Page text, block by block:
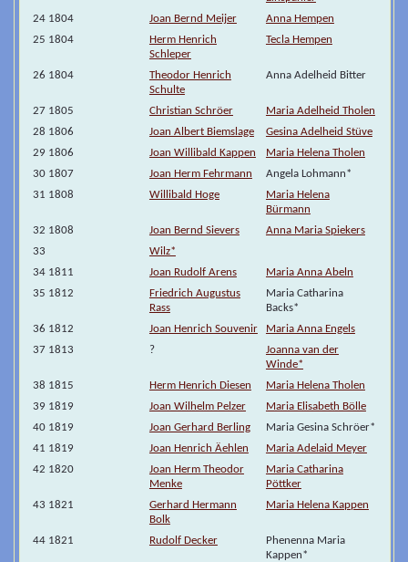
24 1804
Joan Bernd Meijer
Anna Hempen
25 1804
Herm Henrich
Schleper
Tecla Hempen
26 1804
Theodor Henrich
Schulte
Anna Adelheid Bitter
27 1805 Christian Schröer
Maria Adelheid Tholen
28 1806
Joan Albert Biemslage
Gesina Adelheid Stüve
29 1806
Joan Willibald Kappen
Maria Helena Tholen
30 1807
Joan Herm Fehrmann
Angela Lohmann*
31 1808
Willibald Hoge
Maria Helena
Bürmann
32 1808
Joan Bernd Sievers
Anna Maria Spiekers
33
Wilz*
34 1811
Joan Rudolf Arens
Maria Anna Abeln
35 1812
Friedrich Augustus
Rass
Maria Catharina
Backs*
36 1812
Joan Henrich Souvenir
Maria Anna Engels
37 1813
?
Joanna van der
Winde*
38 1815
Herm Henrich Diesen
Maria Helena Tholen
39 1819
Joan Wilhelm Pelzer
Maria Elisabeth Bölle
40 1819
Joan Gerhard Berling
Maria Gesina Schröer*
41 1819
Joan Henrich Äehlen
Maria Adelaid Meyer
42 1820
Joan Herm Theodor
Menke
Maria Catharina
Pöttker
43 1821
Gerhard Hermann
Bolk
Maria Helena Kappen
44 1821 Rudolf Decker
Phenenna Maria
Kappen*